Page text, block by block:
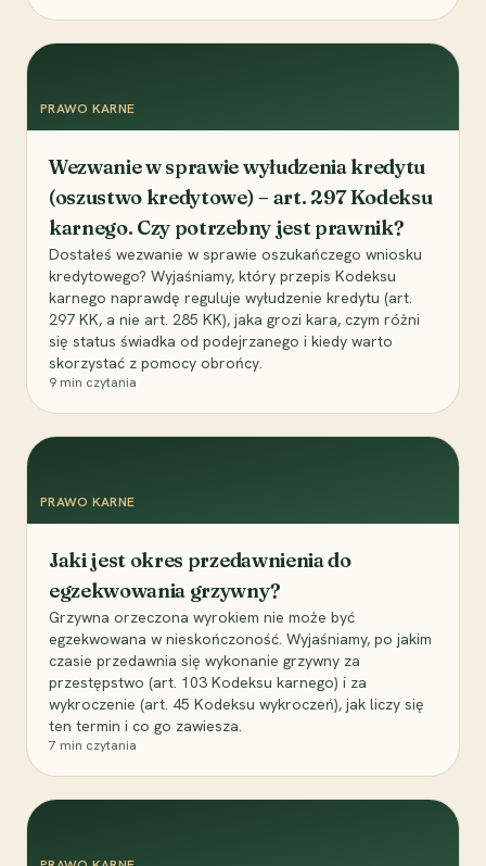
PRAWO KARNE
Wezwanie w sprawie wyłudzenia kredytu
(oszustwo kredytowe) – art. 297 Kodeksu
karnego. Czy potrzebny jest prawnik?
Dostałeś wezwanie w sprawie oszukańczego wniosku
kredytowego? Wyjaśniamy, który przepis Kodeksu
karnego naprawdę reguluje wyłudzenie kredytu (art.
297 KK, a nie art. 285 KK), jaka grozi kara, czym różni
się status świadka od podejrzanego i kiedy warto
skorzystać z pomocy obrońcy.
9 min czytania
PRAWO KARNE
Jaki jest okres przedawnienia do
egzekwowania grzywny?
Grzywna orzeczona wyrokiem nie może być
egzekwowana w nieskończoność. Wyjaśniamy, po jakim
czasie przedawnia się wykonanie grzywny za
przestępstwo (art. 103 Kodeksu karnego) i za
wykroczenie (art. 45 Kodeksu wykroczeń), jak liczy się
ten termin i co go zawiesza.
7 min czytania